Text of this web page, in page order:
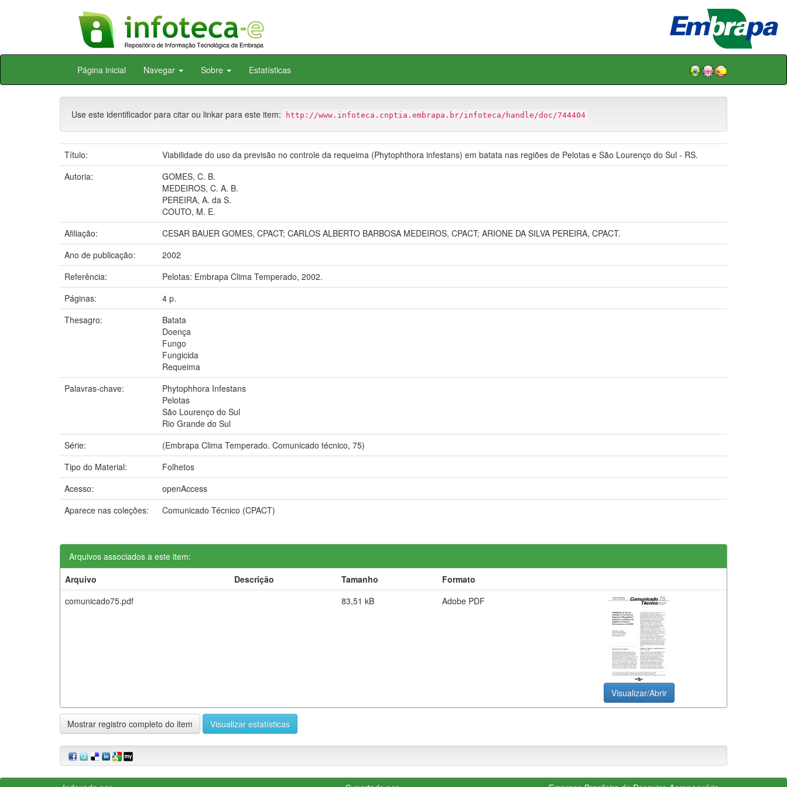
Skip
Página inicial Navegar Sobre Estatísticas
Use este identificador para citar ou linkar para este item: http://www.infoteca.cnptia.embrapa.br/infoteca/handle/doc/744404
Título:
Viabilidade do uso da previsão no controle da requeima (Phytophthora infestans) em batata nas regiões de Pelotas e São Lourenço do Sul - RS.
Autoria:
GOMES, C. B.
MEDEIROS, C. A. B.
PEREIRA, A. da S.
COUTO, M. E.
Afiliação:
CESAR BAUER GOMES, CPACT; CARLOS ALBERTO BARBOSA MEDEIROS, CPACT; ARIONE DA SILVA PEREIRA, CPACT.
Ano de publicação:
2002
Referência:
Pelotas: Embrapa Clima Temperado, 2002.
Páginas:
4 p.
Thesagro:
Batata
Doença
Fungo
Fungicida
Requeima
Palavras-chave:
Phytophhora Infestans
Pelotas
São Lourenço do Sul
Rio Grande do Sul
Série:
(Embrapa Clima Temperado. Comunicado técnico, 75)
Tipo do Material:
Folhetos
Acesso:
openAccess
Aparece nas coleções:
Comunicado Técnico (CPACT)
Arquivos associados a este item:
Arquivo
Descrição Tamanho
Formato
comunicado75.pdf
83,51 kB Adobe PDF
Visualizar/Abrir
Mostrar registro completo do item Visualizar estatísticas